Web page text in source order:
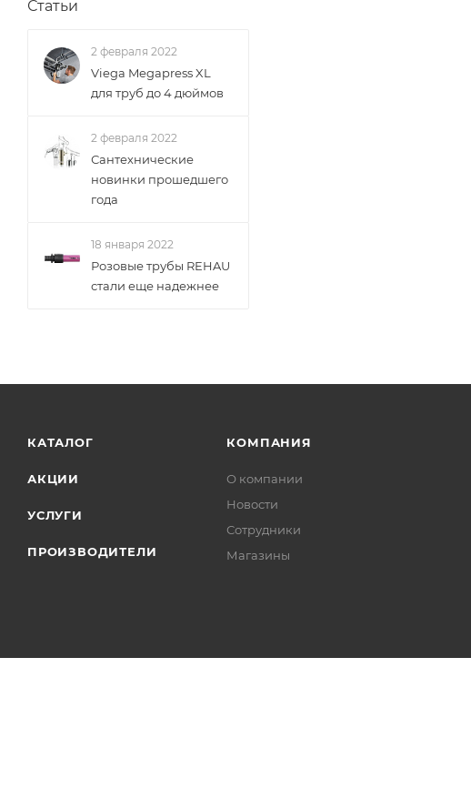
Статьи
2 февраля 2022
Viega Megapress XL
для труб до 4 дюймов
2 февраля 2022
Сантехнические
новинки прошедшего
года
18 января 2022
Розовые трубы REHAU
стали еще надежнее
КАТАЛОГ
АКЦИИ
УСЛУГИ
ПРОИЗВОДИТЕЛИ
КОМПАНИЯ
О компании
Новости
Сотрудники
Магазины